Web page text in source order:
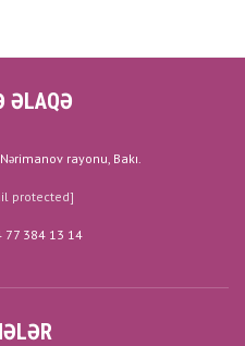
ƏLAQƏ
rayonu, Bakı.
protected]
77 384 13 14